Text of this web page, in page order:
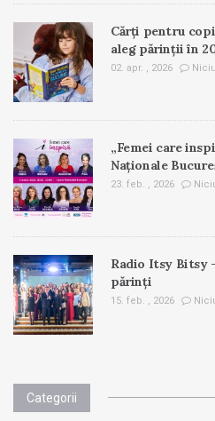
Cărți pentru
aleg părinții în
02. apr. , 2026
„Femei care
Naționale
23. feb. , 2026
Radio Itsy Bitsy
părinți
15. feb. , 2026
Categorii